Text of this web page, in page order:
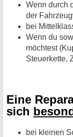
Wenn durch
der
bei
Wenn du
möchtest
Steuerkette,
Eine
sich
bei kleinen